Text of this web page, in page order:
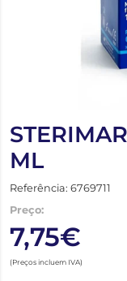
ML
Referência: 6769711
Preço:
7,75€
(Preços incluem IVA)